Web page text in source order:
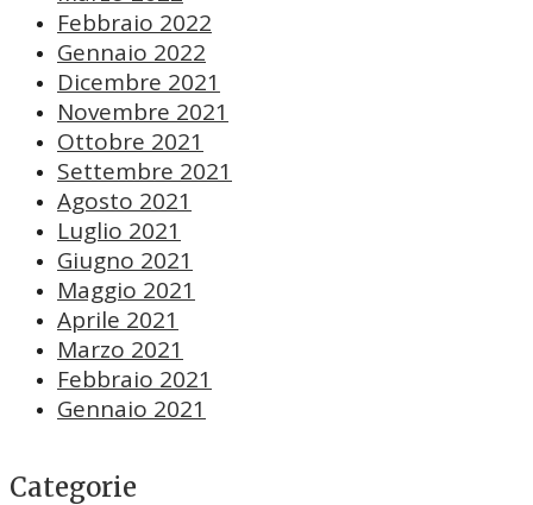
Febbraio 2022
Gennaio 2022
Dicembre 2021
Novembre 2021
Ottobre 2021
Settembre 2021
Agosto 2021
Luglio 2021
Giugno 2021
Maggio 2021
Aprile 2021
Marzo 2021
Febbraio 2021
Gennaio 2021
Categorie